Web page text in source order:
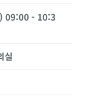
09:00 - 10:3
실